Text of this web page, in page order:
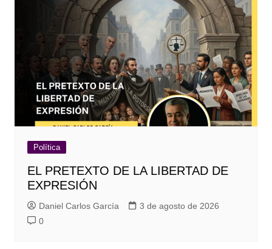
Política
EL PRETEXTO DE LA LIBERTAD DE
EXPRESIÓN
Daniel Carlos García
3 de agosto de 2026
0